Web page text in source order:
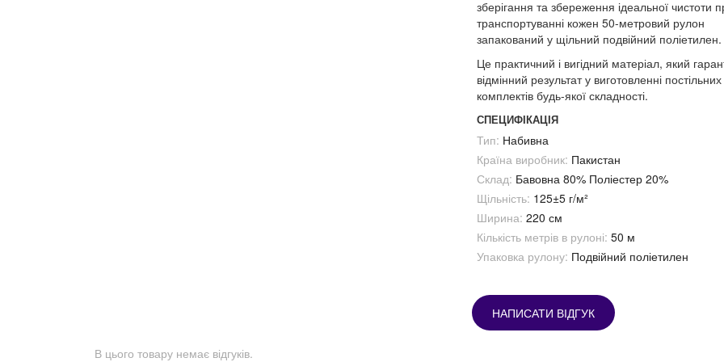
зберігання та збереження ідеальної чистоти
транспортуванні кожен 50-метровий рулон
запакований у щільний подвійний поліетилен.
Це практичний і вигідний матеріал, який
відмінний результат у виготовленні постільних
комплектів будь-якої складності.
СПЕЦИФІКАЦІЯ
Тип: Набивна
Країна виробник: Пакистан
Склад: Бавовна 80% Поліестер 20%
Щільність: 125±5 г/м²
Ширина: 220 см
Кількість метрів в рулоні: 50 м
Упаковка рулону: Подвійний поліетилен
НАПИСАТИ ВІДГУК
В цього товару немає відгуків.